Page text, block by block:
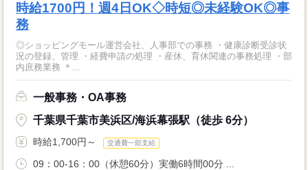
時給1700円！週4日OK◇時短◎未経験OK◎事
務
◎ショッピングモール運営会社、人事部での事務 ・健康診断受診状
況の登録、管理 ・経費申請の処理 ・産休、育休関連の事務処理 ・部
内庶務業務 ＊...
一般事務・OA事務
千葉県千葉市美浜区/海浜幕張駅（徒歩 6分）
時給1,700円～ 交通費一部支給
09：00-16：00（休憩60分）実働6時間00分 ...